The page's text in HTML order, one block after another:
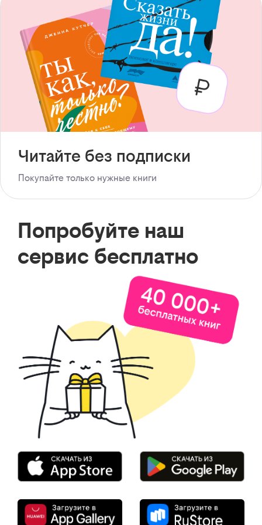
Читайте без подписки
Покупайте только нужные книги
Попробуйте наш
сервис бесплатно